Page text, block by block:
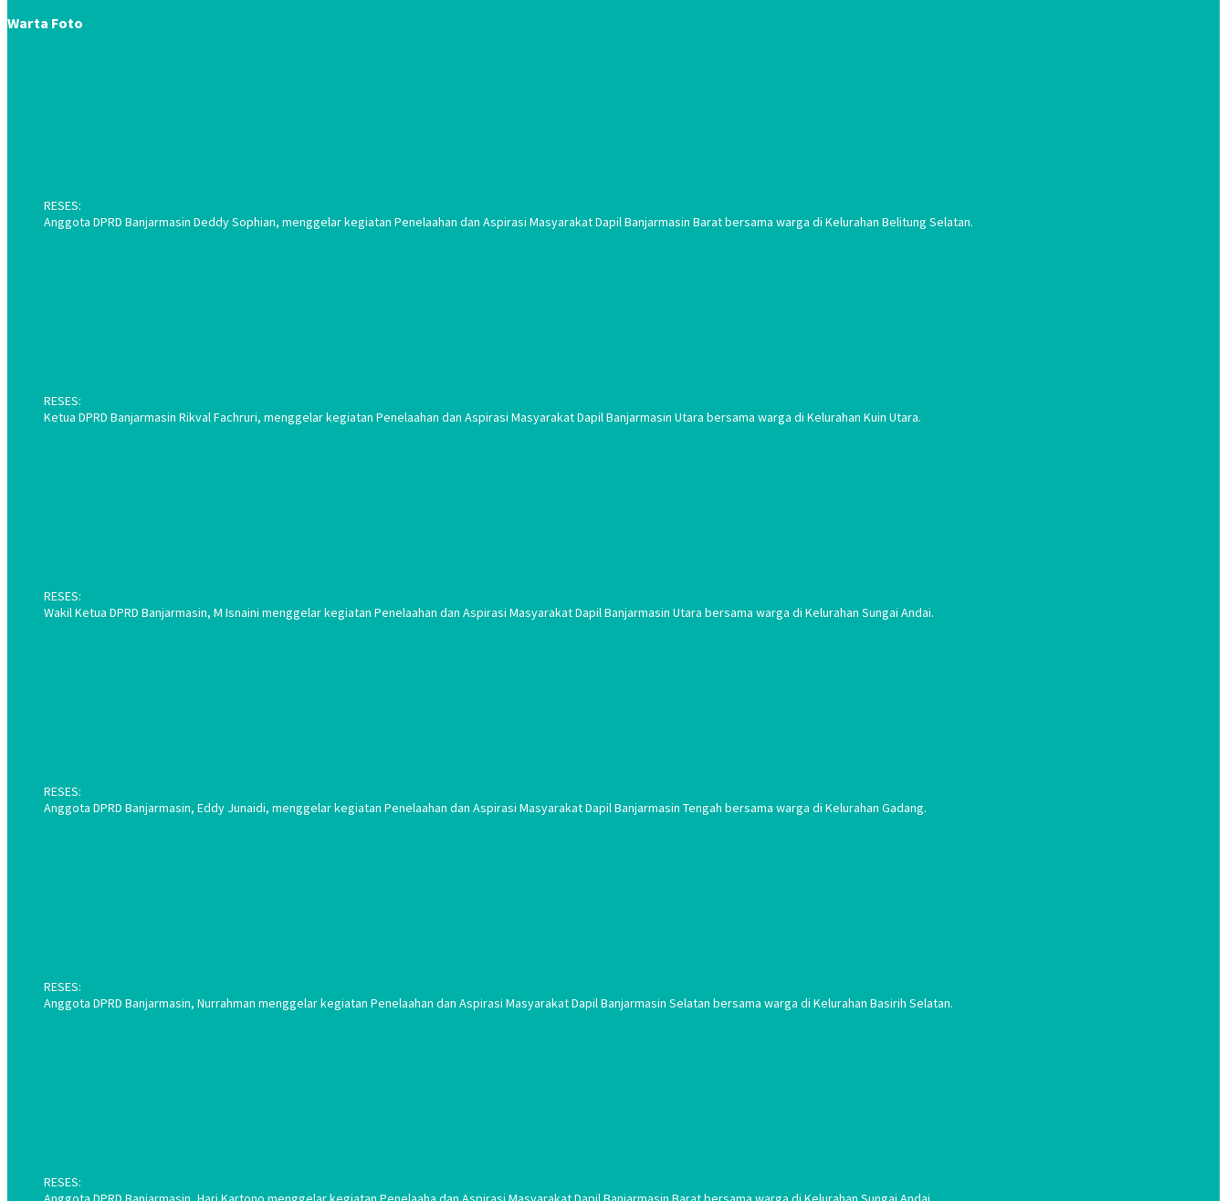
Warta Foto
RESES:
Anggota DPRD Banjarmasin Deddy Sophian, menggelar kegiatan Penelaahan dan Aspirasi Masyarakat Dapil Banjarmasin Barat bersama warga di Kelurahan Belitung Selatan.
RESES:
Ketua DPRD Banjarmasin Rikval Fachruri, menggelar kegiatan Penelaahan dan Aspirasi Masyarakat Dapil Banjarmasin Utara bersama warga di Kelurahan Kuin Utara.
RESES:
Wakil Ketua DPRD Banjarmasin, M Isnaini menggelar kegiatan Penelaahan dan Aspirasi Masyarakat Dapil Banjarmasin Utara bersama warga di Kelurahan Sungai Andai.
RESES:
Anggota DPRD Banjarmasin, Eddy Junaidi, menggelar kegiatan Penelaahan dan Aspirasi Masyarakat Dapil Banjarmasin Tengah bersama warga di Kelurahan Gadang.
RESES:
Anggota DPRD Banjarmasin, Nurrahman menggelar kegiatan Penelaahan dan Aspirasi Masyarakat Dapil Banjarmasin Selatan bersama warga di Kelurahan Basirih Selatan.
RESES: